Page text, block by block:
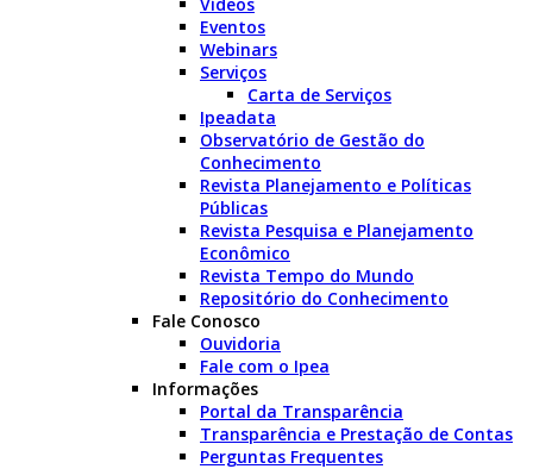
Eventos
Webinars
Serviços
Carta de Serviços
Ipeadata
Observatório de Gestão do
Conhecimento
Revista Planejamento e Políticas
Públicas
Revista Pesquisa e Planejamento
Econômico
Revista Tempo do Mundo
Repositório do Conhecimento
Fale Conosco
Ouvidoria
Fale com o Ipea
Informações
Portal da Transparência
Transparência e Prestação de Contas
Perguntas Frequentes